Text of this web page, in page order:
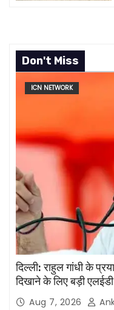
Don't Miss
ICN NETWORK
दिल्ली: राहुल गांधी के
दिखाने के लिए बड़ी
Aug 7, 2026